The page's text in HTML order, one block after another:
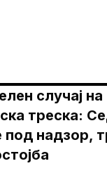
случај на
треска:
под надзор,